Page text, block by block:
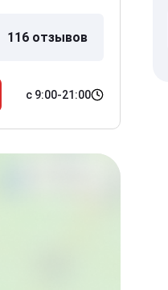
116 отзывов
с 9:00-21:00